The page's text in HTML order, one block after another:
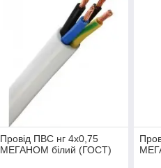
Провід ПВС нг 4х0,75
МЕГАНОМ білий (ГОСТ)